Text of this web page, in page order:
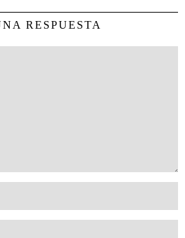
RESPUESTA